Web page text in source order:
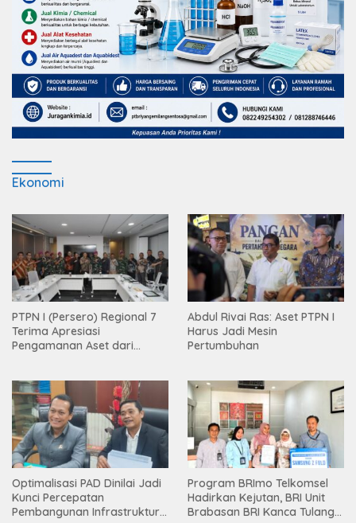
Ekonomi
PTPN I (Persero) Regional 7
Terima Apresiasi
Pengamanan Aset dari
Abdul Rivai Ras: Aset PTPN I
Harus Jadi Mesin
Pertumbuhan
Optimalisasi PAD Dinilai Jadi
Kunci Percepatan
Pembangunan Infrastruktur
Program BRImo Telkomsel
Hadirkan Kejutan, BRI Unit
Brabasan BRI Kanca Tulang